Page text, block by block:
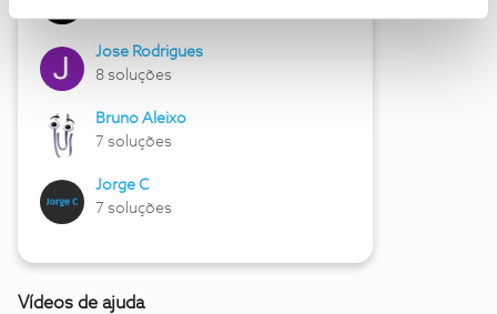
Jose Rodrigues
8 soluções
Bruno Aleixo
7 soluções
Jorge C
7 soluções
Vídeos de ajuda